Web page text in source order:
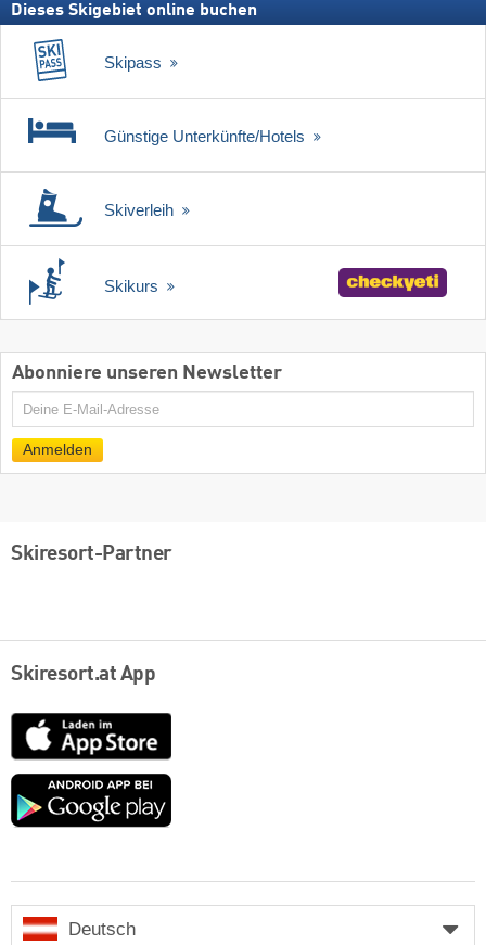
Dieses Skigebiet online buchen
Skipass
Günstige Unterkünfte/Hotels
Skiverleih
Skikurs
Abonniere unseren Newsletter
E-
Anmelden
Skiresort-Partner
Skiresort.at App
App
Store
Google
Deutsch